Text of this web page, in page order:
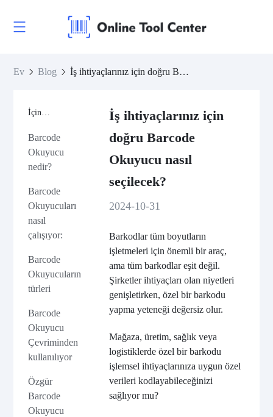
Ev Blog İş ihtiyaçlarınız için doğru Barcode Okuyucu nasıl seçilecek?
İçindekiler
Barcode
Okuyucu
nedir?
Barcode
Okuyucuları
nasıl
çalışıyor:
Barcode
Okuyucuların
türleri
Barcode
Okuyucu
Çevriminden
kullanılıyor
Özgür
Barcode
Okuyucu
İş ihtiyaçlarınız için
doğru Barcode
Okuyucu nasıl
seçilecek?
2024-10-31
Barkodlar tüm boyutların
işletmeleri için önemli bir araç,
ama tüm barkodlar eşit değil.
Şirketler ihtiyaçları olan niyetleri
genişletirken, özel bir barkodu
yapma yeteneği değersiz olur.
Mağaza, üretim, sağlık veya
logistiklerde özel bir barkodu
işlemsel ihtiyaçlarınıza uygun özel
verileri kodlayabileceğinizi
sağlıyor mu?